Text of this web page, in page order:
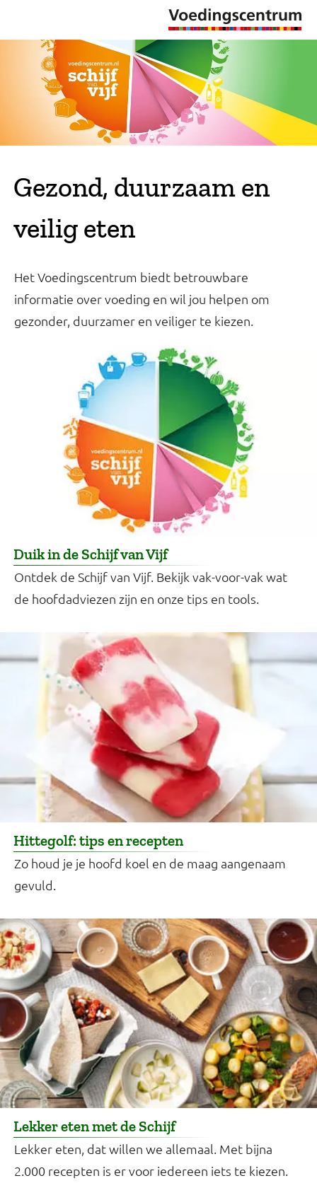
Gezond, duurzaam en
veilig eten
Het Voedingscentrum biedt betrouwbare
informatie over voeding en wil jou helpen om
gezonder, duurzamer en veiliger te kiezen.
Duik in de Schijf van Vijf
Ontdek de Schijf van Vijf. Bekijk vak-voor-vak wat
de hoofdadviezen zijn en onze tips en tools.
Hittegolf: tips en recepten
Zo houd je je hoofd koel en de maag aangenaam
gevuld.
Lekker eten met de Schijf
Lekker eten, dat willen we allemaal. Met bijna
2.000 recepten is er voor iedereen iets te kiezen.